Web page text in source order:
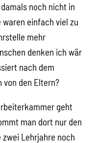
noch nicht in
waren einfach viel zu
mehr
denken ich wär
nach dem
von den Eltern?
geht
man dort nur den
Lehrjahre noch